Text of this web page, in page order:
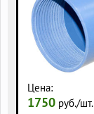
Цена:
1750 руб./шт.